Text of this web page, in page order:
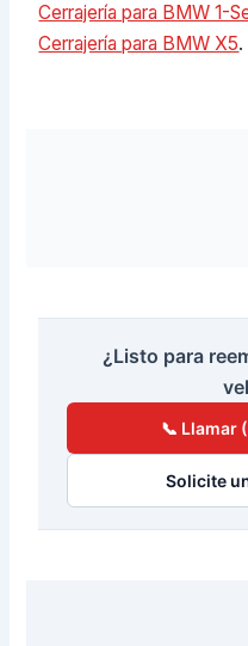
Cerrajería para BMW 1-
Cerrajería para BMW X5.
¿Listo para
📞 Llamar
Solicite